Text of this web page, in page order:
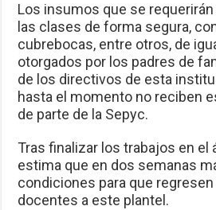
Los insumos que se
las clases de forma segura,
cubrebocas, entre otros, de
otorgados por los padres de
de los directivos de esta
hasta el momento no reciben
de parte de la Sepyc.
Tras finalizar los trabajos en el
estima que en dos semanas
condiciones para que
docentes a este plantel.